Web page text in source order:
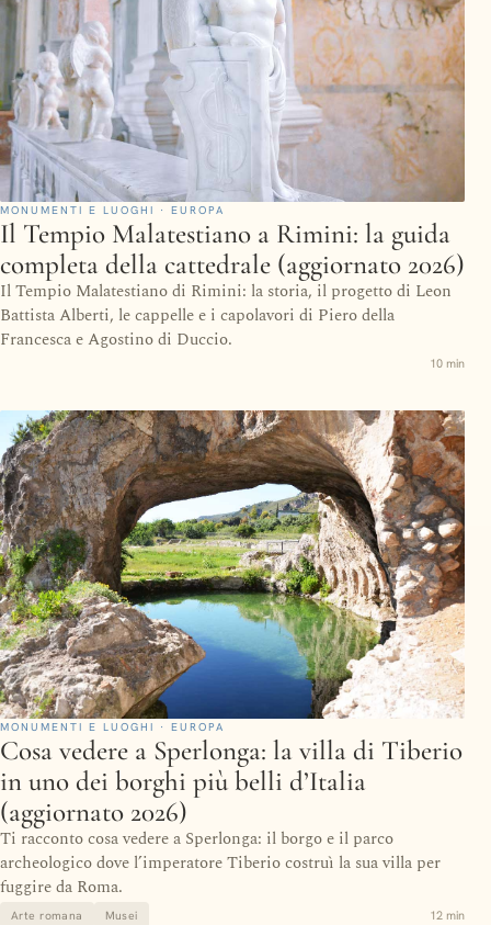
MONUMENTI E LUOGHI · EUROPA
Il Tempio Malatestiano a Rimini: la guida
completa della cattedrale (aggiornato 2026)
Il Tempio Malatestiano di Rimini: la storia, il progetto di Leon
Battista Alberti, le cappelle e i capolavori di Piero della
Francesca e Agostino di Duccio.
10 min
MONUMENTI E LUOGHI · EUROPA
Cosa vedere a Sperlonga: la villa di Tiberio
in uno dei borghi più belli d’Italia
(aggiornato 2026)
Ti racconto cosa vedere a Sperlonga: il borgo e il parco
archeologico dove l’imperatore Tiberio costruì la sua villa per
fuggire da Roma.
Arte romana Musei 12 min